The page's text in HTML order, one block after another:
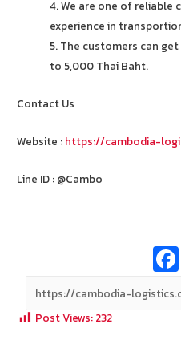
4. We are one of reliable
experience in
5. The customers can
to 5,000 Thai Baht.
Contact Us
Website : https://cambodia-
Line ID : @Cambo
Post Views: 232